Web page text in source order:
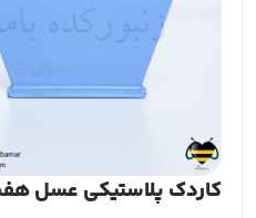
کاردک پلاستیکی عسل